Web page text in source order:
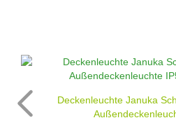
Deckenleuchte Januka